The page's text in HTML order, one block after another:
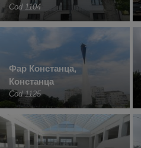
Cod 1104
Фар Констанца,
Констанца
Cod 1125